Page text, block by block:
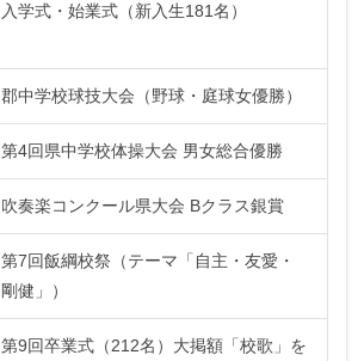
入学式・始業式（新入生181名）
郡中学校球技大会（野球・庭球女優勝）
第4回県中学校体操大会 男女総合優勝
吹奏楽コンクール県大会 Bクラス銀賞
第7回飯綱校祭（テーマ「自主・友愛・
剛健」）
第9回卒業式（212名）大掲額「校歌」を